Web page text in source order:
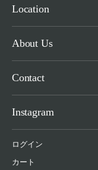
Location
About Us
Contact
Instagram
ログイン
カート